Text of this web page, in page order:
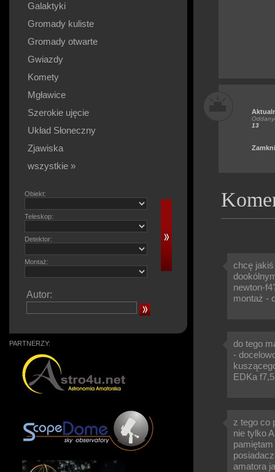
Galaktyki
Gromady kuliste
Gromady otwarte
Gwiazdy
Komety
Mgławice
Szerokie ujęcie
Układ Słoneczny
Zjawiska
wszystkie »
Obiekt:
Teleskop:
Detektor:
Montaż:
Autor:
PARTNERZY:
13
chcę
newton-
montaż -
do tego
-
EDKa
z tego co
nie tylko
amatora